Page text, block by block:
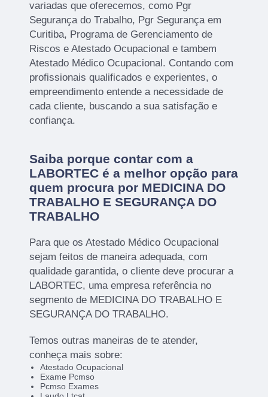
variadas que oferecemos, como Pgr
Segurança do Trabalho, Pgr Segurança em
Curitiba, Programa de Gerenciamento de
Riscos e Atestado Ocupacional e tambem
Atestado Médico Ocupacional. Contando com
profissionais qualificados e experientes, o
empreendimento entende a necessidade de
cada cliente, buscando a sua satisfação e
confiança.
Saiba porque contar com a
LABORTEC é a melhor opção para
quem procura por MEDICINA DO
TRABALHO E SEGURANÇA DO
TRABALHO
Para que os Atestado Médico Ocupacional
sejam feitos de maneira adequada, com
qualidade garantida, o cliente deve procurar a
LABORTEC, uma empresa referência no
segmento de MEDICINA DO TRABALHO E
SEGURANÇA DO TRABALHO.
Temos outras maneiras de te atender,
conheça mais sobre:
Atestado Ocupacional
Exame Pcmso
Pcmso Exames